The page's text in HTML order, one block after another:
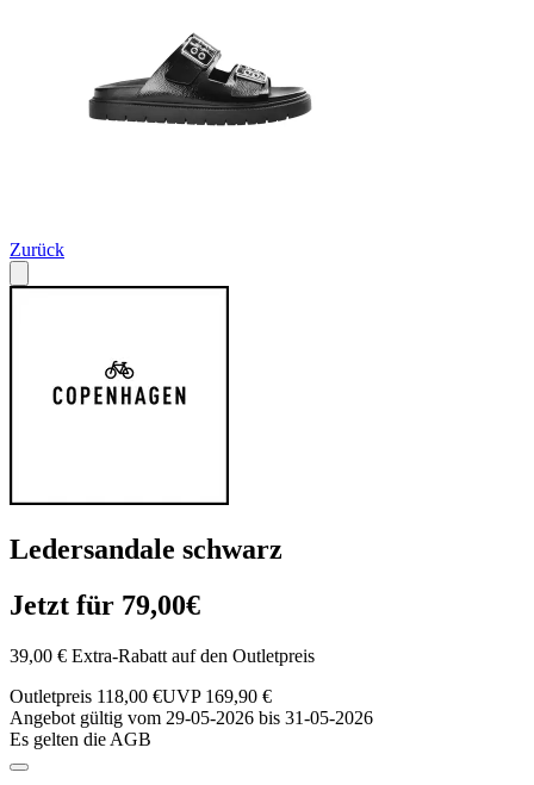
Zurück
Ledersandale schwarz
Jetzt für 79,00€
39,00 € Extra-Rabatt auf den Outletpreis
Outletpreis 118,00 €UVP 169,90 €
Angebot gültig vom 29-05-2026 bis 31-05-2026
Es gelten die AGB